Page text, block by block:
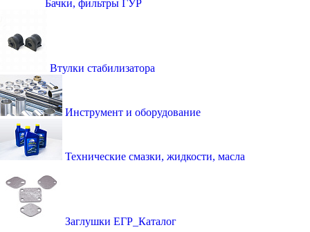
Бачки, фильтры ГУР
Втулки стабилизатора
Инструмент и оборудование
Технические смазки, жидкости, масла
Заглушки ЕГР_Каталог